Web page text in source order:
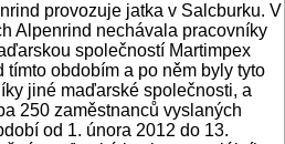
provozuje jatka v Salcburku. V
Alpenrind nechávala pracovníky
společností Martimpex
tímto obdobím a po něm byly tyto
jiné maďarské společnosti, a
250 zaměstnanců vyslaných
od 1. února 2012 do 13.